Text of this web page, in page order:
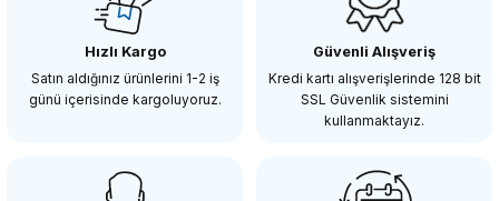
Hızlı Kargo
Satın aldığınız ürünlerini 1-2 iş
günü içerisinde kargoluyoruz.
Güvenli Alışveriş
Kredi kartı alışverişlerinde 128 bit
SSL Güvenlik sistemini
kullanmaktayız.